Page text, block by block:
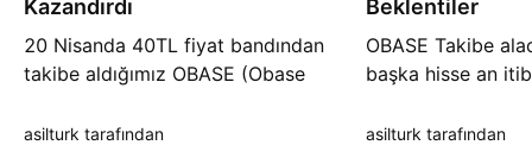
Kazandırdı
20 Nisanda 40TL fiyat bandından
takibe aldığımız OBASE (Obase
tavan fiyat bandından işlem
asilturk tarafından
Beklentiler
OBASE Takibe
başka hisse an
devam
asilturk tarafından